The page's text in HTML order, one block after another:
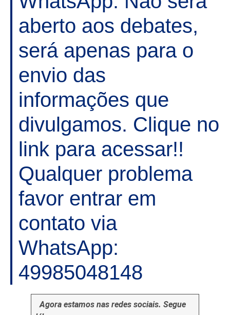
aberto aos debates,
será apenas para o
envio das
informações que
divulgamos. Clique no
link para acessar!!
Qualquer problema
favor entrar em
contato via
WhatsApp:
49985048148
Agora estamos nas redes sociais. Segue